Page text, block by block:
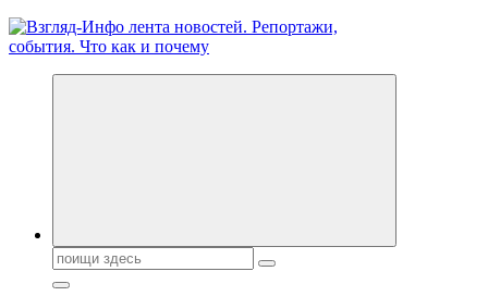
Обо всем и обо всех, что зачем и почему. Новости политики,
Поиск: